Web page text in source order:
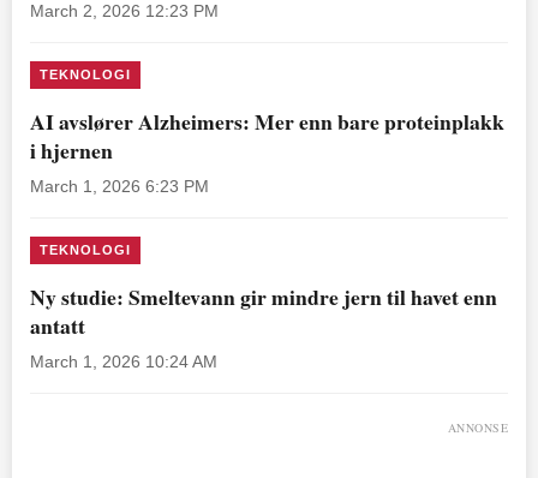
March 2, 2026 12:23 PM
TEKNOLOGI
AI avslører Alzheimers: Mer enn bare proteinplakk
i hjernen
March 1, 2026 6:23 PM
TEKNOLOGI
Ny studie: Smeltevann gir mindre jern til havet enn
antatt
March 1, 2026 10:24 AM
ANNONSE